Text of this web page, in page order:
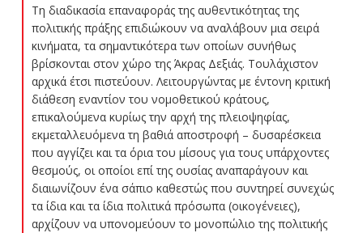
Τη διαδικασία επαναφοράς της αυθεντικότητας της
πολιτικής πράξης επιδιώκουν να αναλάβουν μια σειρά
κινήματα, τα σημαντικότερα των οποίων συνήθως
βρίσκονται στον χώρο της Άκρας Δεξιάς. Τουλάχιστον
αρχικά έτσι πιστεύουν. Λειτουργώντας με έντονη κριτική
διάθεση εναντίον του νομοθετικού κράτους,
επικαλούμενα κυρίως την αρχή της πλειοψηφίας,
εκμεταλλευόμενα τη βαθιά αποστροφή – δυσαρέσκεια
που αγγίζει και τα όρια του μίσους για τους υπάρχοντες
θεσμούς, οι οποίοι επί της ουσίας αναπαράγουν και
διαιωνίζουν ένα σάπιο καθεστώς που συντηρεί συνεχώς
τα ίδια και τα ίδια πολιτικά πρόσωπα (οικογένειες),
αρχίζουν να υπονομεύουν το μονοπώλιο της πολιτικής